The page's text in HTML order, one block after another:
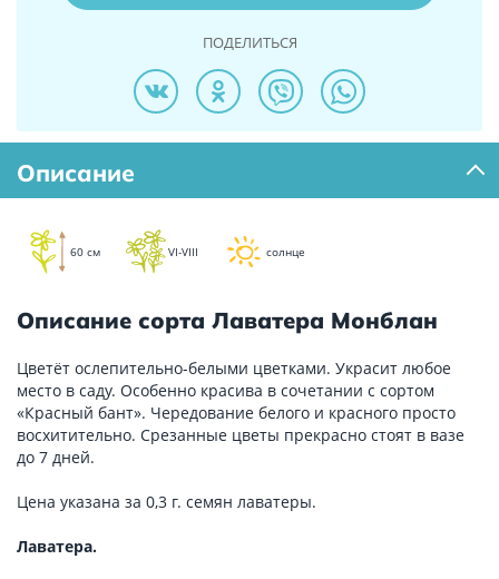
ПОДЕЛИТЬСЯ
Описание
60 см VI-VIII солнце
Описание сорта Лаватера Монблан
Цветёт ослепительно-белыми цветками. Украсит любое
место в саду. Особенно красива в сочетании с сортом
«Красный бант». Чередование белого и красного просто
восхитительно. Срезанные цветы прекрасно стоят в вазе
до 7 дней.
Цена указана за 0,3 г. семян лаватеры.
Лаватера.